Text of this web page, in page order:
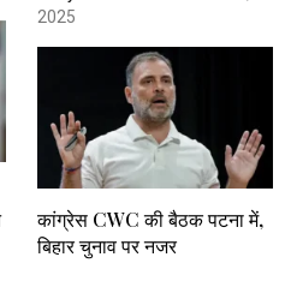
2025
कांग्रेस CWC की बैठक पटना में,
बिहार चुनाव पर नजर